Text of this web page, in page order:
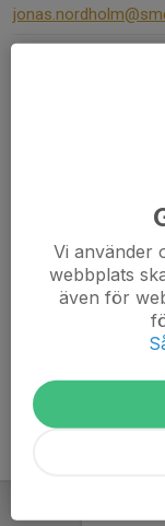
Jonas
070-664 54
Jimmy
Sportchef
076-596 73
Vi använder
webbplats
även för